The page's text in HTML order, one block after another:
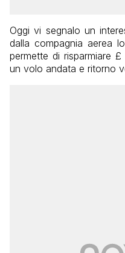
Oggi vi segnalo un
dalla compagnia aerea
permette di risparmiare
un volo andata e ritorno